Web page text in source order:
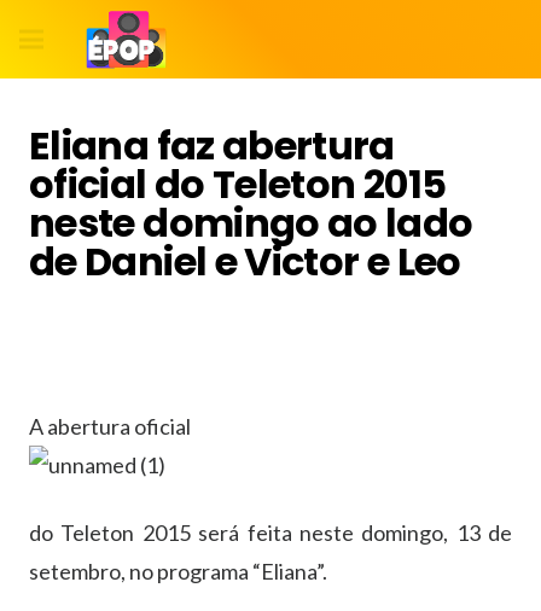
Eliana faz abertura
oficial do Teleton 2015
neste domingo ao lado
de Daniel e Victor e Leo
A abertura oficial
do Teleton 2015 será feita neste domingo, 13 de
setembro, no programa “Eliana”.